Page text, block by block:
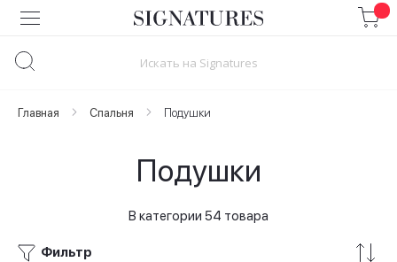
Skip
to
Главная Спальня Подушки
Подушки
В категории 54 товара
Фильтр